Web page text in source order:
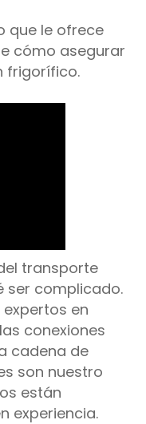
que le ofrece
cómo asegurar
frigorífico.
transporte
ser complicado.
en
conexiones
cadena de
son nuestro
están
experiencia.